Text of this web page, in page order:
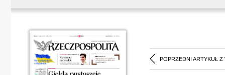
POPRZEDNI ARTYKUŁ Z